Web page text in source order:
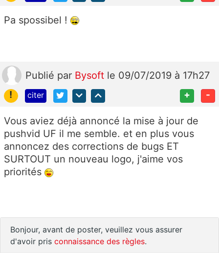
Pa spossibel !
Publié par Bysoft le 09/07/2019 à 17h27
!
citer + -
Vous aviez déjà annoncé la mise à jour de
pushvid UF il me semble. et en plus vous
annoncez des corrections de bugs ET
SURTOUT un nouveau logo, j'aime vos
priorités
Bonjour, avant de poster, veuillez vous assurer
d'avoir pris connaissance des règles.